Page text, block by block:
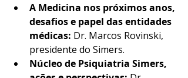
A Medicina nos próximos anos,
desafios e papel das entidades
médicas: Dr. Marcos Rovinski,
presidente do Simers.
Núcleo de Psiquiatria Simers,